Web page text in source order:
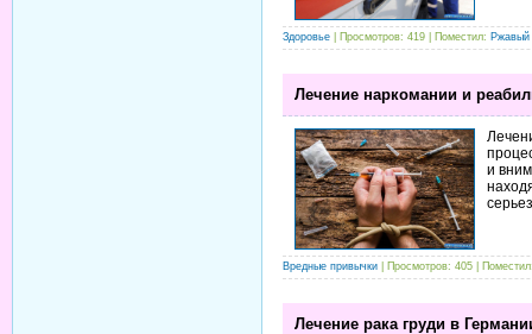
Здоровье | Просмотров: 419 | Поместил: Ржавый
Лечение наркомании и
и
Вредные привычки | Просмотров: 405 |
Лечение рака груди в